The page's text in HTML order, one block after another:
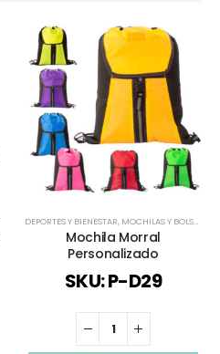
DEPORTES Y BIENESTAR, MOCHILAS Y BOLSOS
Mochila Morral
Personalizado
SKU: P-D29